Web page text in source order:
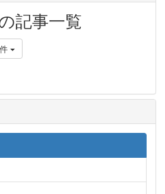
記事一覧